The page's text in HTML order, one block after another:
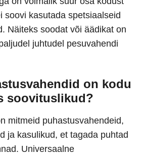
soovi kasutada spetsiaalseid
Näiteks soodat või äädikat on
juhtudel pesuvahendi
on kodu
soovituslikud?
mitmeid puhastusvahendeid,
ja kasulikud, et tagada puhtad
Universaalne